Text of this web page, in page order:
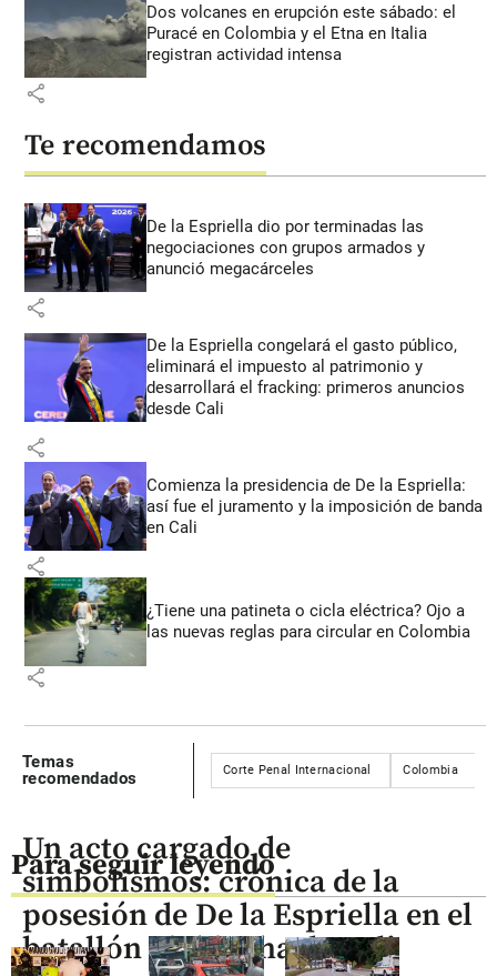
Dos volcanes en erupción este sábado: el
Puracé en Colombia y el Etna en Italia
registran actividad intensa
share
Te recomendamos
De la Espriella dio por terminadas las
negociaciones con grupos armados y
anunció megacárceles
share
De la Espriella congelará el gasto público,
eliminará el impuesto al patrimonio y
desarrollará el fracking: primeros anuncios
desde Cali
share
Comienza la presidencia de De la Espriella:
así fue el juramento y la imposición de banda
en Cali
share
¿Tiene una patineta o cicla eléctrica? Ojo a
las nuevas reglas para circular en Colombia
share
Temas
recomendados
Corte Penal Internacional Colombia
Para seguir leyendo
Un acto cargado de
simbolismos: crónica de la
posesión de De la Espriella en el
batallón Pichincha de Cali